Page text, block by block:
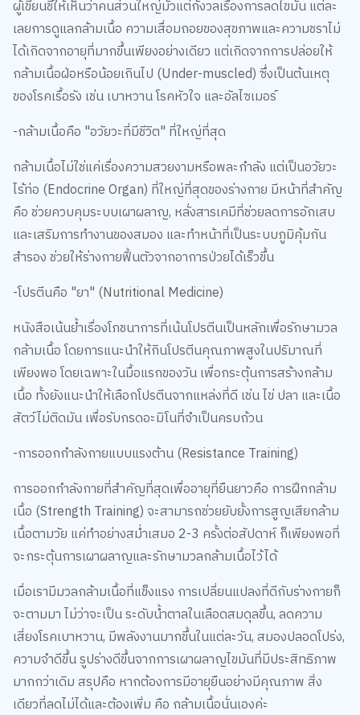
ผู้เขียนชี้ให้เห็นว่าคนส่วนใหญ่มัวแต่กังวลเรื่องการลดไขมัน แต่ละ
เลยการดูแลกล้ามเนื้อ ความเสื่อมถอยของสุขภาพและความชราไม่
ได้เกิดจากอายุที่มากขึ้นเพียงอย่างเดียว แต่เกิดจากการปล่อยให้
กล้ามเนื้อฝ่อหรือน้อยเกินไป (Under-muscled) ซึ่งเป็นต้นเหตุ
ของโรคเรื้อรัง เช่น เบาหวาน โรคหัวใจ และอัลไซเมอร์
-กล้ามเนื้อคือ "อวัยวะที่มีชีวิต" ที่ใหญ่ที่สุด
กล้ามเนื้อไม่ใช่แค่เรื่องความสวยงามหรือพละกำลัง แต่เป็นอวัยวะ
ไร้ท่อ (Endocrine Organ) ที่ใหญ่ที่สุดของร่างกาย มีหน้าที่สำคัญ
คือ ช่วยควบคุมระบบเผาผลาญ, หลั่งสารเคมีที่ช่วยลดการอักเสบ
และเสริมการทำงานของสมอง และทำหน้าที่เป็นระบบภูมิคุ้มกัน
สำรอง ช่วยให้ร่างกายฟื้นตัวจากอาการป่วยได้เร็วขึ้น
-โปรตีนคือ "ยา" (Nutritional Medicine)
หนังสือเน้นย้ำเรื่องโภชนาการที่เน้นโปรตีนเป็นหลักเพื่อรักษามวล
กล้ามเนื้อ โดยการแนะนำให้กินโปรตีนคุณภาพสูงในปริมาณที่
เพียงพอ โดยเฉพาะในมื้อแรกของวัน เพื่อกระตุ้นการสร้างกล้าม
เนื้อ ทั้งยังแนะนำให้เลือกโปรตีนจากแหล่งที่ดี เช่น ไข่ ปลา และเนื้อ
สัตว์ไม่ติดมัน เพื่อรับกรดอะมิโนที่จำเป็นครบถ้วน
-การออกกำลังกายแบบแรงต้าน (Resistance Training)
การออกกำลังกายที่สำคัญที่สุดเพื่ออายุที่ยืนยาวคือ การฝึกกล้าม
เนื้อ (Strength Training) จะสามารถช่วยยับยั้งการสูญเสียกล้าม
เนื้อตามวัย แค่ทำอย่างสม่ำเสมอ 2-3 ครั้งต่อสัปดาห์ ก็เพียงพอที่
จะกระตุ้นการเผาผลาญและรักษามวลกล้ามเนื้อไว้ได้
เมื่อเรามีมวลกล้ามเนื้อที่แข็งแรง การเปลี่ยนแปลงที่ดีกับร่างกายก็
จะตามมา ไม่ว่าจะเป็น ระดับน้ำตาลในเลือดสมดุลขึ้น, ลดความ
เสี่ยงโรคเบาหวาน, มีพลังงานมากขึ้นในแต่ละวัน, สมองปลอดโปร่ง,
ความจำดีขึ้น รูปร่างดีขึ้นจากการเผาผลาญไขมันที่มีประสิทธิภาพ
มากกว่าเดิม สรุปคือ หากต้องการมีอายุยืนอย่างมีคุณภาพ สิ่ง
เดียวที่ลดไม่ได้และต้องเพิ่ม คือ กล้ามเนื้อนั่นเองค่ะ